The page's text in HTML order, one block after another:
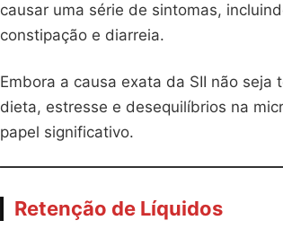
causar uma série de sintomas,
constipação e diarreia.
Embora a causa exata da SII não
dieta, estresse e desequilíbrios na
papel significativo.
Retenção de Líquidos